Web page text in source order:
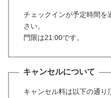
チェックインが予定時間を
さい。
門限は21:00です。
キャンセルについて
キャンセル料は以下の通り